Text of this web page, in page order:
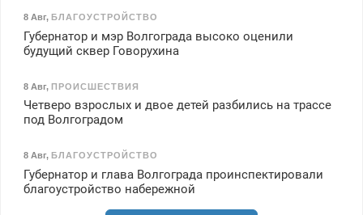
8 Авг, БЛАГОУСТРОЙСТВО
Губернатор и мэр Волгограда высоко оценили
будущий сквер Говорухина
8 Авг, ПРОИСШЕСТВИЯ
Четверо взрослых и двое детей разбились на трассе
под Волгоградом
8 Авг, БЛАГОУСТРОЙСТВО
Губернатор и глава Волгограда проинспектировали
благоустройство набережной